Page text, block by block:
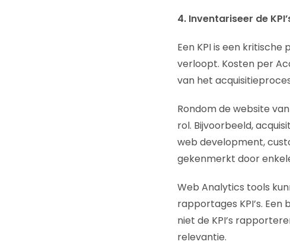
4. Inventariseer de
Een KPI is een
verloopt. Kosten per
van het
Rondom de website
rol. Bijvoorbeeld,
web development,
gekenmerkt door
Web Analytics tools
rapportages KPI’s.
niet de KPI’s
relevantie.